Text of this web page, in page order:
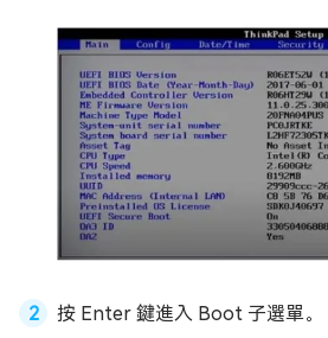
按 Enter 鍵進入 Boot 子選單。